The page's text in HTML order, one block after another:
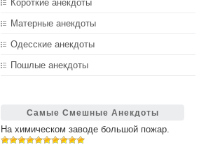
Короткие анекдоты
Матерные анекдоты
Одесские анекдоты
Пошлые анекдоты
Самые Смешные Анекдоты
На химическом заводе большой пожар.